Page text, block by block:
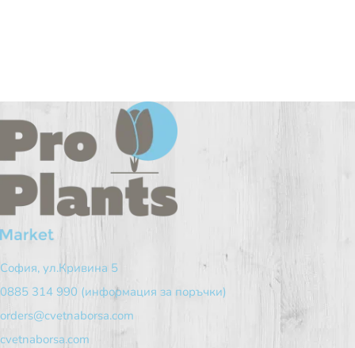
София, ул.Кривина 5
0885 314 990 (информация за поръчки)
orders@cvetnaborsa.com
cvetnaborsa.com